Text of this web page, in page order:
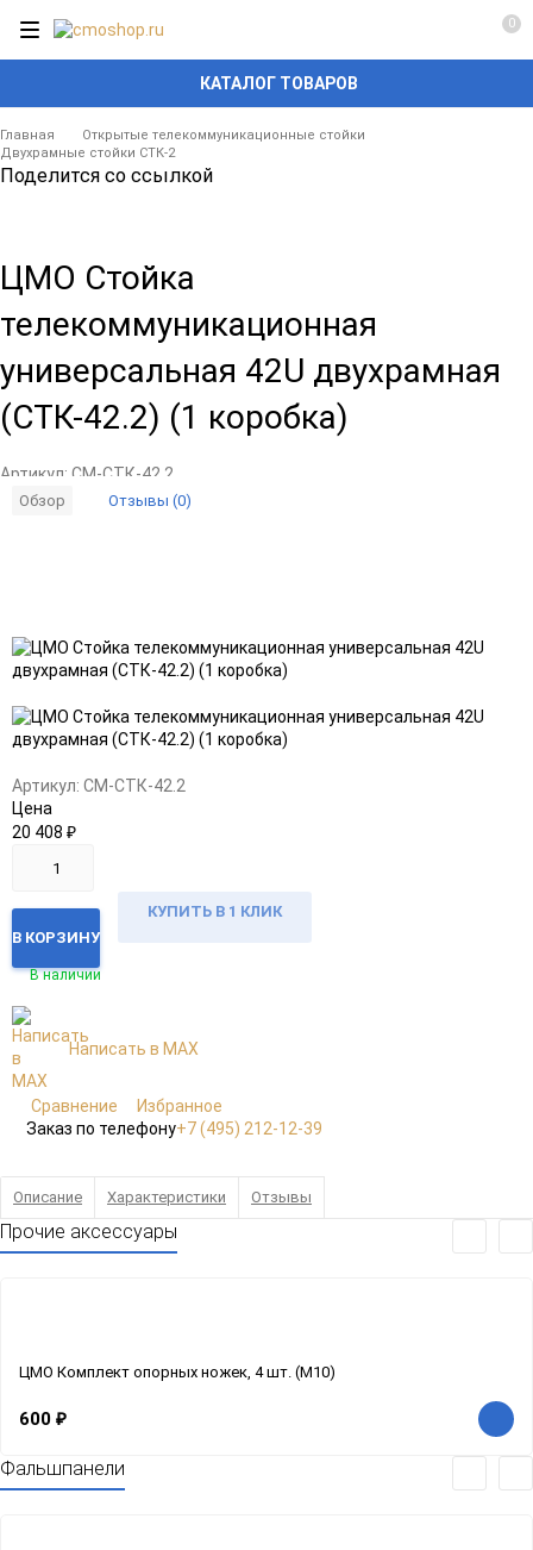
КАТАЛОГ ТОВАРОВ
0
Главная
Открытые телекоммуникационные стойки
Двухрамные стойки СТК-2
Поделится со ссылкой
ЦМО Стойка
телекоммуникационная
универсальная 42U двухрамная
(СТК-42.2) (1 коробка)
Артикул: CM-СТК-42.2
Обзор Отзывы (0)
в
избранное
к
сравнению
Артикул: CM-СТК-42.2
Цена
20 408 ₽
В КОРЗИНУ
КУПИТЬ В 1 КЛИК
В наличии
Написать в MAX
Сравнение
Избранное
Заказ по телефону+7 (495) 212-12-39
Описание Характеристики Отзывы
Прочие аксессуары
ЦМО Комплект опорных ножек, 4 шт. (M10)
600 ₽
Фальшпанели